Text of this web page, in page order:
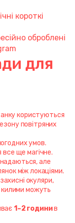
короткі
оброблені
для
користуються
повітряних
умов.
все ще магічне.
але
між локаціями.
окуляри,
килими можуть
1–2 години в